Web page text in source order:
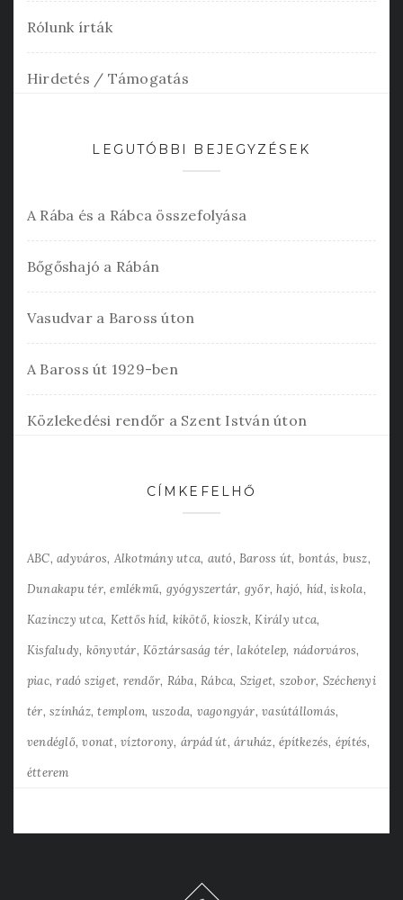
Rólunk írták
Hirdetés / Támogatás
LEGUTÓBBI BEJEGYZÉSEK
A Rába és a Rábca összefolyása
Bőgőshajó a Rábán
Vasudvar a Baross úton
A Baross út 1929-ben
Közlekedési rendőr a Szent István úton
CÍMKEFELHŐ
ABC adyváros Alkotmány utca autó Baross út bontás busz
Dunakapu tér emlékmű gyógyszertár győr hajó híd iskola
Kazinczy utca Kettős híd kikötő kioszk Király utca
Kisfaludy könyvtár Köztársaság tér lakótelep nádorváros
piac radó sziget rendőr Rába Rábca Sziget szobor Széchenyi
tér színház templom uszoda vagongyár vasútállomás
vendéglő vonat víztorony árpád út áruház építkezés építés
étterem